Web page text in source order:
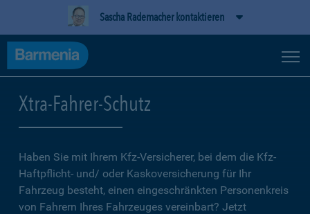
Sascha Rademacher kontaktieren
Xtra-Fahrer-Schutz
Haben Sie mit Ihrem Kfz-Versicherer, bei dem die Kfz-
Haftpflicht- und/ oder Kaskoversicherung für Ihr
Fahrzeug besteht, einen eingeschränkten Personenkreis
von Fahrern Ihres Fahrzeuges vereinbart? Jetzt